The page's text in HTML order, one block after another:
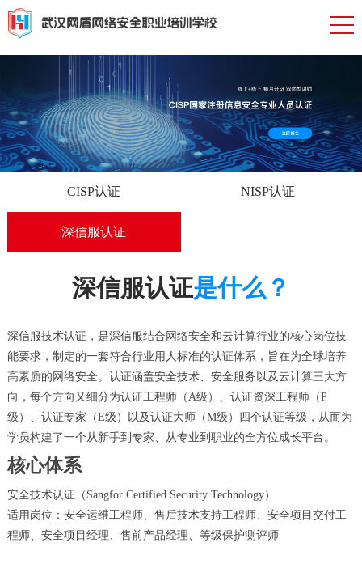
CISP认证 NISP认证
深信服认证
深信服认证是什么？
深信服技术认证，是深信服结合网络安全和云计算行业的核心岗位技
能要求，制定的一套符合行业用人标准的认证体系，旨在为全球培养
高素质的网络安全。认证涵盖安全技术、安全服务以及云计算三大方
向，每个方向又细分为认证工程师（A级）、认证资深工程师（P
级）、认证专家（E级）以及认证大师（M级）四个认证等级，从而为
学员构建了一个从新手到专家、从专业到职业的全方位成长平台。
核心体系
安全技术认证（Sangfor Certified Security Technology）
适用岗位：安全运维工程师、售后技术支持工程师、安全项目交付工
程师、安全项目经理、售前产品经理、等级保护测评师